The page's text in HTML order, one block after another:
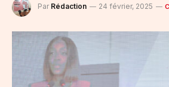
Par Rédaction 24 février, 2025